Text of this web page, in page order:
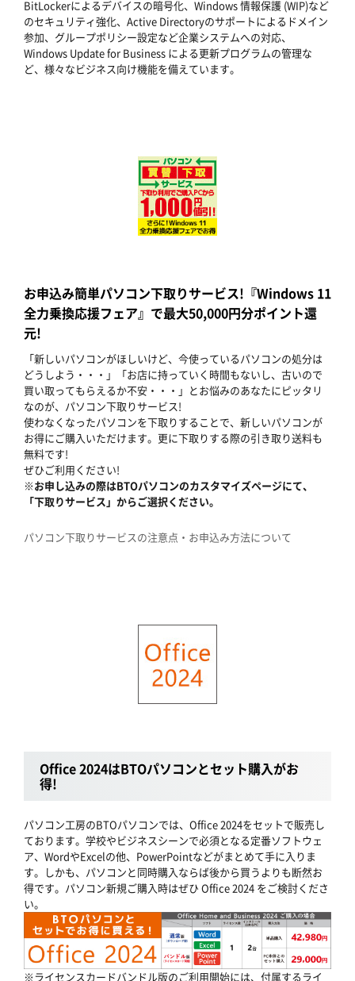
BitLockerによるデバイスの暗号化、Windows 情報保護 (WIP)など
のセキュリティ強化、Active Directoryのサポートによるドメイン
参加、グループポリシー設定など企業システムへの対応、
Windows Update for Business による更新プログラムの管理な
ど、様々なビジネス向け機能を備えています。
お申込み簡単パソコン下取りサービス!『Windows 11
全力乗換応援フェア』で最大50,000円分ポイント還
元!
「新しいパソコンがほしいけど、今使っているパソコンの処分は
どうしよう・・・」「お店に持っていく時間もないし、古いので
買い取ってもらえるか不安・・・」とお悩みのあなたにピッタリ
なのが、パソコン下取りサービス!
使わなくなったパソコンを下取りすることで、新しいパソコンが
お得にご購入いただけます。更に下取りする際の引き取り送料も
無料です!
ぜひご利用ください!
※お申し込みの際はBTOパソコンのカスタマイズページにて、
「下取りサービス」からご選択ください。
パソコン下取りサービスの注意点・お申込み方法について
Office 2024はBTOパソコンとセット購入がお
得!
パソコン工房のBTOパソコンでは、Office 2024をセットで販売し
ております。学校やビジネスシーンで必須となる定番ソフトウェ
ア、WordやExcelの他、PowerPointなどがまとめて手に入りま
す。しかも、パソコンと同時購入ならば後から買うよりも断然お
得です。パソコン新規ご購入時はぜひ Office 2024 をご検討くださ
い。
※ライセンスカードバンドル版のご利用開始には、付属するライ